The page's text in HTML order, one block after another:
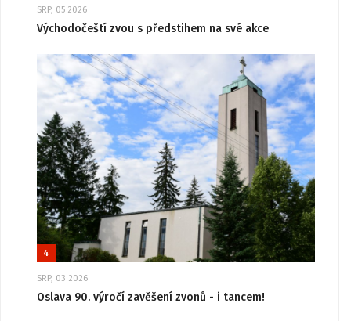
SRP, 05 2026
Východočeští zvou s předstihem na své akce
4
SRP, 03 2026
Oslava 90. výročí zavěšení zvonů - i tancem!